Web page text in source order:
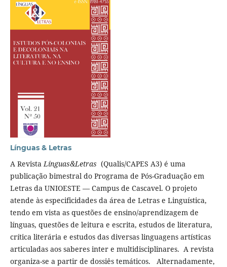
Línguas & Letras
A RevistaLínguas&Letras (Qualis/CAPES A3) é uma
publicação bimestral do Programa de Pós-Graduação em
Letras da UNIOESTE — Campus de Cascavel. O projeto
atende às especificidades da área de Letras e Linguística,
tendo em vista as questões de ensino/aprendizagem de
línguas, questões de leitura e escrita, estudos de literatura,
crítica literária e estudos das diversas linguagens artísticas
articuladas aos saberes inter e multidisciplinares. A revista
organiza-se a partir de dossiês temáticos. Alternadamente,